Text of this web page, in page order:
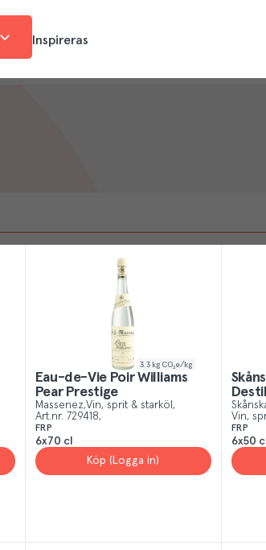
Inspireras
3.3 kg CO₂e/kg
Eau-de-Vie Poir Williams
Pear Prestige
Massenez Vin, sprit & starköl
Art.nr. 729418
FRP
6x70 cl
Köp (Logga in)
Vin,
FRP
6x50 cl